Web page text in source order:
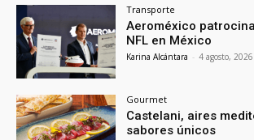
Transporte
Aeroméxico
NFL en México
Karina Alcántara - 4 agosto, 2026
Gourmet
Castelani, aires
sabores únicos